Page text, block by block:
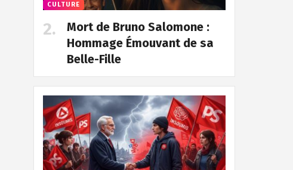
CULTURE
Mort de Bruno Salomone :
Hommage Émouvant de sa
Belle-Fille